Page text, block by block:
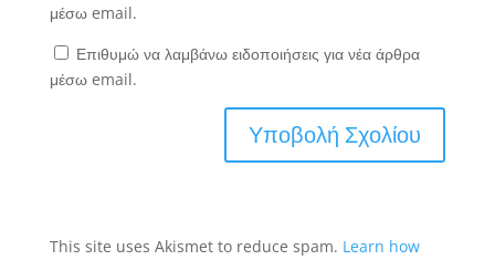
μέσω email.
Επιθυμώ να λαμβάνω ειδοποιήσεις για νέα άρθρα
μέσω email.
This site uses Akismet to reduce spam. Learn how